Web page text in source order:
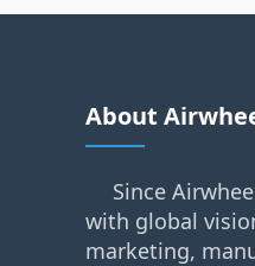
About
Since
with global
marketing,